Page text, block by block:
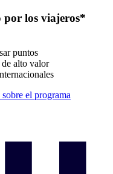
los viajeros*
puntos
alto valor
el programa